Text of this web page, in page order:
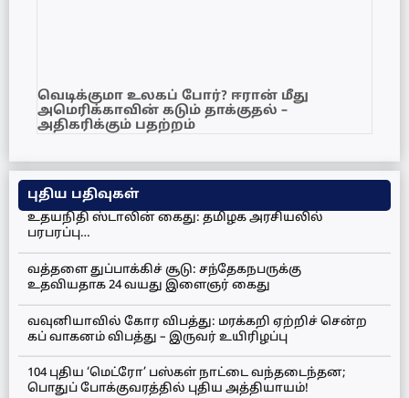
வெடிக்குமா உலகப் போர்? ஈரான் மீது
அமெரிக்காவின் கடும் தாக்குதல் –
அதிகரிக்கும் பதற்றம்
புதிய பதிவுகள்
உதயநிதி ஸ்டாலின் கைது: தமிழக அரசியலில்
பரபரப்பு…
வத்தளை துப்பாக்கிச் சூடு: சந்தேகநபருக்கு
உதவியதாக 24 வயது இளைஞர் கைது
வவுனியாவில் கோர விபத்து: மரக்கறி ஏற்றிச் சென்ற
கப் வாகனம் விபத்து – இருவர் உயிரிழப்பு
104 புதிய ‘மெட்ரோ’ பஸ்கள் நாட்டை வந்தடைந்தன;
பொதுப் போக்குவரத்தில் புதிய அத்தியாயம்!